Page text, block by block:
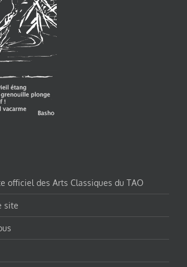
officiel des Arts Classiques du TAO
site